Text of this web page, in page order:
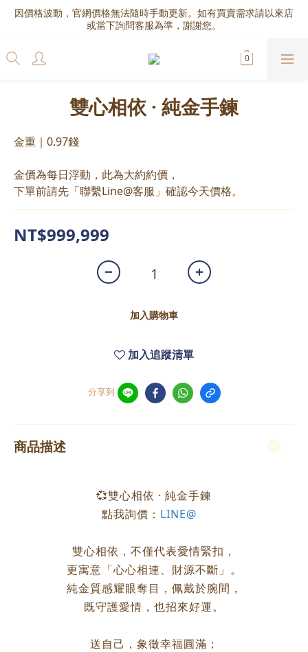
因價格波動，官網價格無法隨時手動更新。如有買賣需求請以來店
或當下詢問客服為準，謝謝您。
雙心相依 · 純金手鍊
金重｜0.97錢
金價為每日浮動，此為大約約價，
下單前請先「聯繫Line@客服」確認今天價格。
NT$999,999
加入購物車
加入追蹤清單
分享到
商品描述
💞雙心相依 · 純金手鍊
點我詢價： LINE@
雙心相依，不僅代表愛情緊扣，
更寓意「心心相連、財源不斷」。
純金質感耀眼奪目，佩戴於腕間，
既守護愛情，也招來好運。
送自己，象徵幸福圓滿；